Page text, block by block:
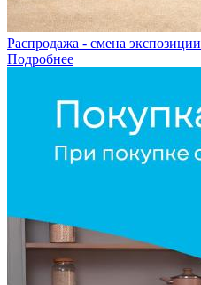
Распродажа - смена экспозиции
Подробнее